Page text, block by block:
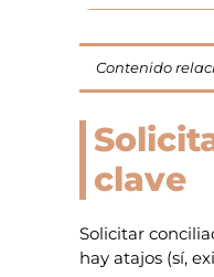
Contenido
clave
Solicitar
hay atajos (sí,